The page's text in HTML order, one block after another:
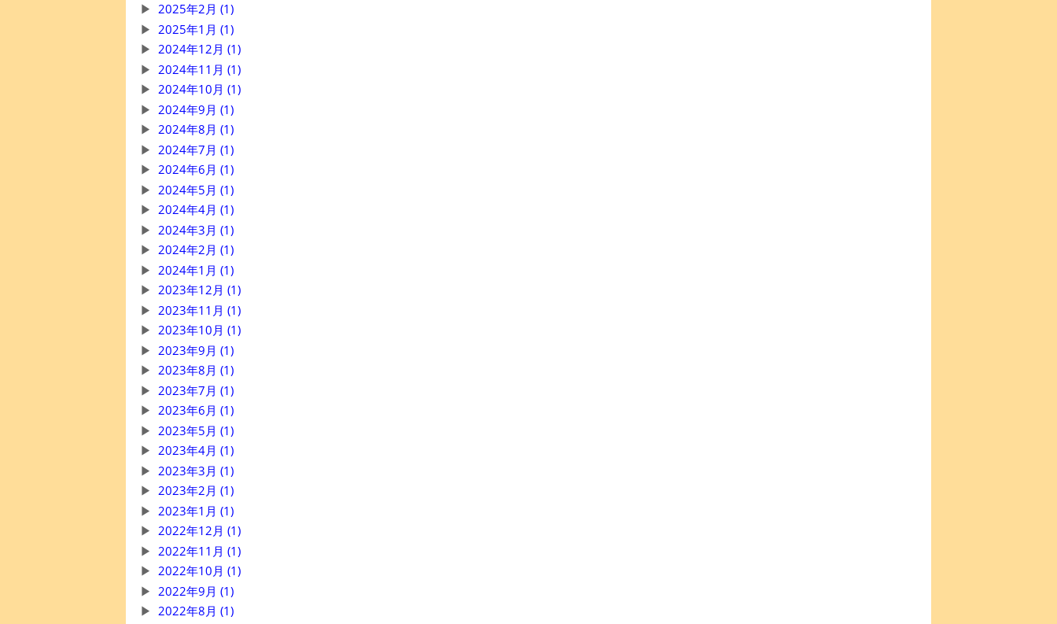
2025年2月 (1)
2025年1月 (1)
2024年12月 (1)
2024年11月 (1)
2024年10月 (1)
2024年9月 (1)
2024年8月 (1)
2024年7月 (1)
2024年6月 (1)
2024年5月 (1)
2024年4月 (1)
2024年3月 (1)
2024年2月 (1)
2024年1月 (1)
2023年12月 (1)
2023年11月 (1)
2023年10月 (1)
2023年9月 (1)
2023年8月 (1)
2023年7月 (1)
2023年6月 (1)
2023年5月 (1)
2023年4月 (1)
2023年3月 (1)
2023年2月 (1)
2023年1月 (1)
2022年12月 (1)
2022年11月 (1)
2022年10月 (1)
2022年9月 (1)
2022年8月 (1)